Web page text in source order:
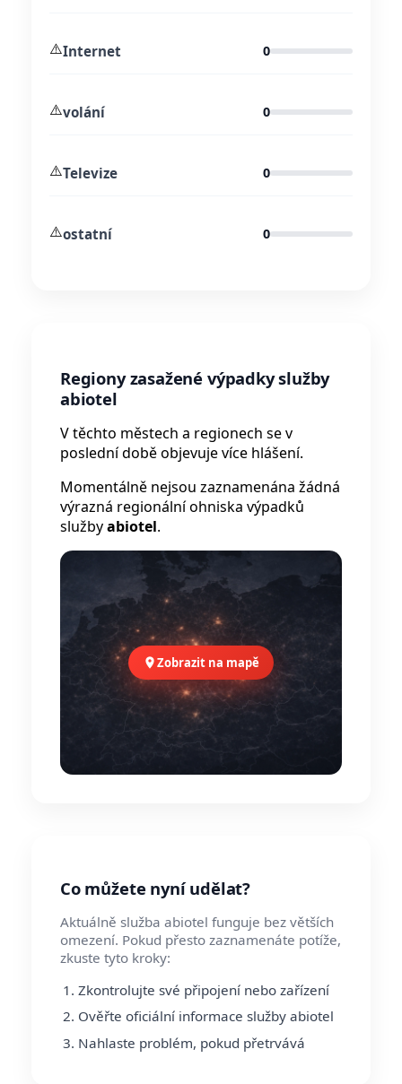
⚠️Internet 0
⚠️volání 0
⚠️Televize 0
⚠️ostatní 0
Regiony zasažené výpadky služby
abiotel
V těchto městech a regionech se v
poslední době objevuje více hlášení.
Momentálně nejsou zaznamenána žádná
výrazná regionální ohniska výpadků
službyabiotel.
Zobrazit na mapě
Co můžete nyní udělat?
Aktuálně služba abiotel funguje bez větších
omezení. Pokud přesto zaznamenáte potíže,
zkuste tyto kroky:
Zkontrolujte své připojení nebo zařízení
Ověřte oficiální informace služby abiotel
Nahlaste problém, pokud přetrvává